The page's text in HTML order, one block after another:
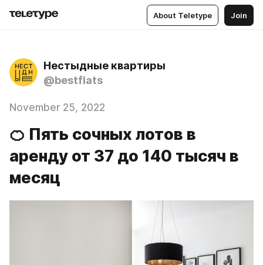
About Teletype Join
Нестыдные квартиры
@bestflats
November 25, 2022
🍊 Пять сочных лотов в
аренду от 37 до 140 тысяч в
месяц